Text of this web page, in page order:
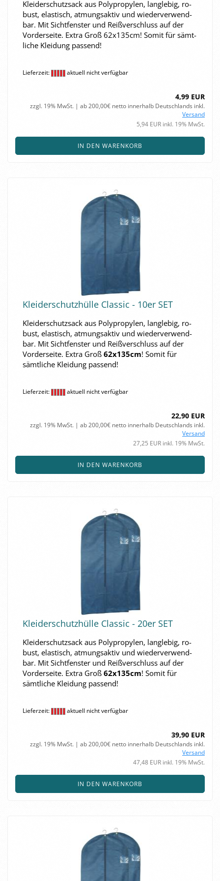
Klei­der­schutz­sack aus Po­ly­pro­py­len, lang­le­big, ro­
bust, elas­tisch, at­mungs­ak­tiv und wie­der­ver­wend­
bar. Mit Sicht­fens­ter und Reiß­ver­schluss auf der
Vor­der­sei­te. Extra Groß 62x135cm! Somit für sämt­
li­che Klei­dung pas­send!
Lieferzeit: aktuell nicht verfügbar
4,99 EUR
zzgl. 19% MwSt. | ab 200,00€ netto innerhalb Deutschlands inkl.
Versand
5,94 EUR inkl. 19% MwSt.
IN DEN WARENKORB
Klei­der­schutz­hül­le Clas­sic - 10er SET
Klei­der­schutz­sack aus Po­ly­pro­py­len, lang­le­big, ro­
bust, elas­tisch, at­mungs­ak­tiv und wie­der­ver­wend­
bar. Mit Sicht­fens­ter und Reiß­ver­schluss auf der
Vor­der­sei­te. Extra Groß 62x135cm! Somit für
sämt­li­che Klei­dung pas­send!
Lieferzeit: aktuell nicht verfügbar
22,90 EUR
zzgl. 19% MwSt. | ab 200,00€ netto innerhalb Deutschlands inkl.
Versand
27,25 EUR inkl. 19% MwSt.
IN DEN WARENKORB
Klei­der­schutz­hül­le Clas­sic - 20er SET
Klei­der­schutz­sack aus Po­ly­pro­py­len, lang­le­big, ro­
bust, elas­tisch, at­mungs­ak­tiv und wie­der­ver­wend­
bar. Mit Sicht­fens­ter und Reiß­ver­schluss auf der
Vor­der­sei­te. Extra Groß 62x135cm! Somit für
sämt­li­che Klei­dung pas­send!
Lieferzeit: aktuell nicht verfügbar
39,90 EUR
zzgl. 19% MwSt. | ab 200,00€ netto innerhalb Deutschlands inkl.
Versand
47,48 EUR inkl. 19% MwSt.
IN DEN WARENKORB